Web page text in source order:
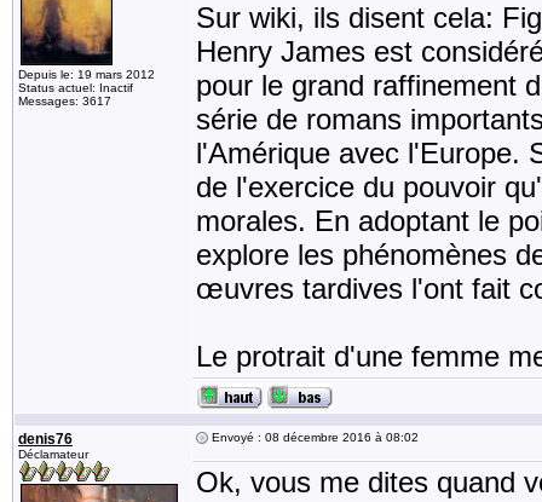
Depuis le: 19 mars 2012
Status actuel: Inactif
Messages: 3617
Sur wiki, ils disent cela:
Henry James est
pour le grand raffinement
série de romans
l'Amérique avec l'Europe.
de l'exercice du pouvoir
morales. En adoptant le
explore les phénomènes
œuvres tardives l'ont fait
Le protrait d'une femme
denis76
Déclamateur
Envoyé : 08 décembre 2016 à 08:02
Ok, vous me dites quand